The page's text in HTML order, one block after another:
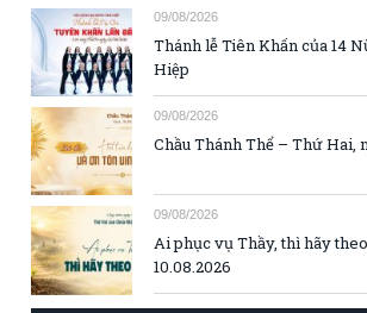
09/08/2026
Thánh lễ Tiên Khấn của 14
Hiệp
09/08/2026
Chầu Thánh Thể – Thứ Hai,
09/08/2026
Ai phục vụ Thầy, thì hãy
10.08.2026